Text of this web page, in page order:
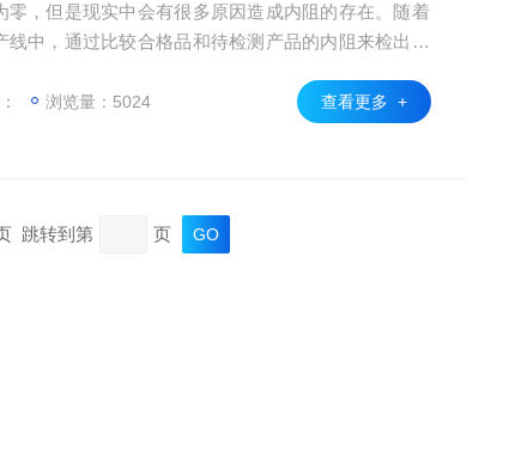
零，但是现实中会有很多原因造成内阻的存在。随着
中，通过比较合格品和待检测产品的内阻来检出有
浏览量：5024 查看更多 +
跳转到第 页